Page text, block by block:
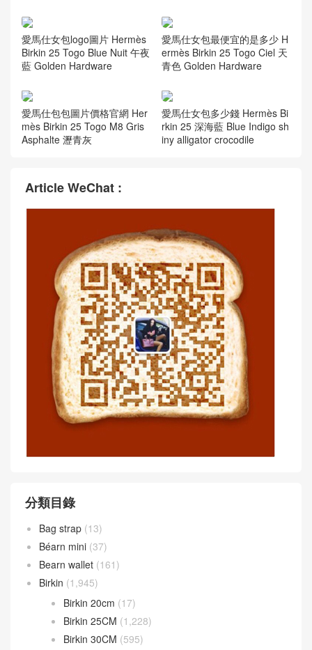
愛馬仕女包logo圖片 Hermès
Birkin 25 Togo Blue Nuit 午夜
藍 Golden Hardware
愛馬仕女包最便宜的是多少 H
ermès Birkin 25 Togo Ciel 天
青色 Golden Hardware
愛馬仕包包圖片價格官網 Her
mès Birkin 25 Togo M8 Gris
Asphalte 瀝青灰
愛馬仕女包多少錢 Hermès Bi
rkin 25 深海藍 Blue Indigo sh
iny alligator crocodile
Article WeChat :
分類目錄
Bag strap (13)
Béarn mini (37)
Bearn wallet (161)
Birkin (1,945)
Birkin 20cm (17)
Birkin 25CM (1,228)
Birkin 30CM (595)